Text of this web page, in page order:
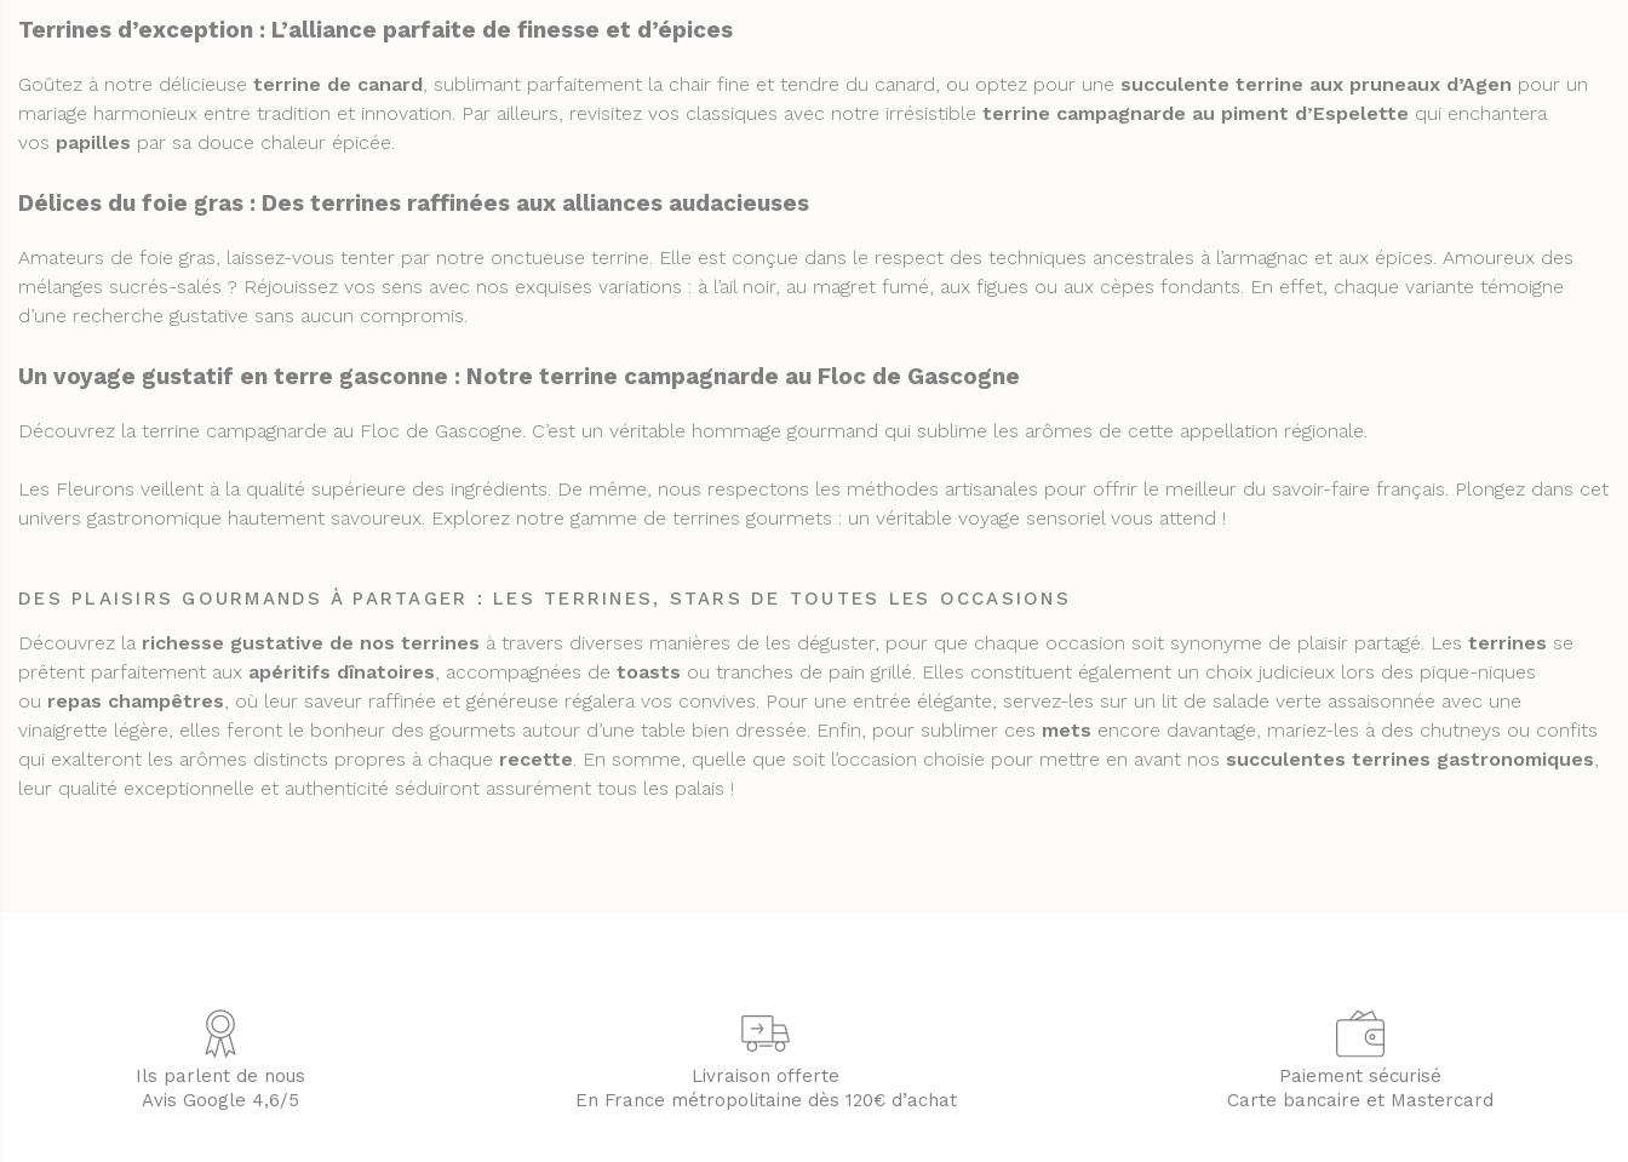
Terrines d’exception : L’alliance parfaite de finesse et d’épices
Goûtez à notre délicieuse terrine de canard, sublimant parfaitement la chair fine et tendre du canard, ou optez pour une succulente terrine aux pruneaux d’Agen pour un
mariage harmonieux entre tradition et innovation. Par ailleurs, revisitez vos classiques avec notre irrésistible terrine campagnarde au piment d’Espelette qui enchantera
vos papilles par sa douce chaleur épicée.
Délices du foie gras : Des terrines raffinées aux alliances audacieuses
Amateurs de foie gras, laissez-vous tenter par notre onctueuse terrine. Elle est conçue dans le respect des techniques ancestrales à l’armagnac et aux épices. Amoureux des
mélanges sucrés-salés ? Réjouissez vos sens avec nos exquises variations : à l’ail noir, au magret fumé, aux figues ou aux cèpes fondants. En effet, chaque variante témoigne
d’une recherche gustative sans aucun compromis.
Un voyage gustatif en terre gasconne : Notre terrine campagnarde au Floc de Gascogne
Découvrez la terrine campagnarde au Floc de Gascogne. C’est un véritable hommage gourmand qui sublime les arômes de cette appellation régionale.
Les Fleurons veillent à la qualité supérieure des ingrédients. De même, nous respectons les méthodes artisanales pour offrir le meilleur du savoir-faire français. Plongez dans cet
univers gastronomique hautement savoureux. Explorez notre gamme de terrines gourmets : un véritable voyage sensoriel vous attend !
DES PLAISIRS GOURMANDS À PARTAGER : LES TERRINES, STARS DE TOUTES LES OCCASIONS
Découvrez la richesse gustative de nos terrines à travers diverses manières de les déguster, pour que chaque occasion soit synonyme de plaisir partagé. Les terrines se
prêtent parfaitement aux apéritifs dînatoires , accompagnées de toasts ou tranches de pain grillé. Elles constituent également un choix judicieux lors des pique-niques
ou repas champêtres , où leur saveur raffinée et généreuse régalera vos convives. Pour une entrée élégante, servez-les sur un lit de salade verte assaisonnée avec une
vinaigrette légère, elles feront le bonheur des gourmets autour d’une table bien dressée. Enfin, pour sublimer ces mets encore davantage, mariez-les à des chutneys ou confits
qui exalteront les arômes distincts propres à chaque recette . En somme, quelle que soit l’occasion choisie pour mettre en avant nos succulentes terrines gastronomiques
leur qualité exceptionnelle et authenticité séduiront assurément tous les palais !
Ils parlent de nous
Avis Google 4,6/5
Livraison offerte
En France métropolitaine dès 120€ d’achat
Paiement sécurisé
Carte bancaire et Mastercard